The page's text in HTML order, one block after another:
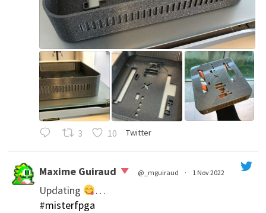
3 10 Twitter
Maxime Guiraud @_mguiraud · 1 Nov 2022
Updating
…
#misterfpga